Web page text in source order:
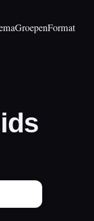
GroepenFormat